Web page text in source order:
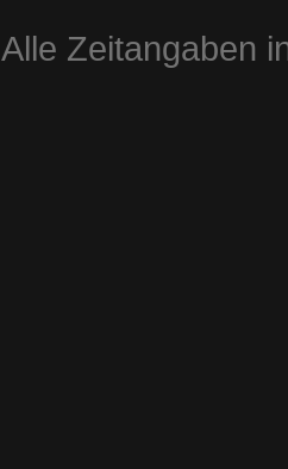
Alle Zeitangaben